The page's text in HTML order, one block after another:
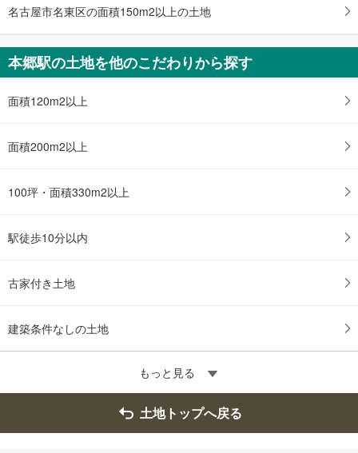
名古屋市名東区の面積150m2以上の土地
本郷駅の土地を他のこだわりから探す
面積120m2以上
面積200m2以上
100坪・面積330m2以上
駅徒歩10分以内
古家付き土地
建築条件なしの土地
もっと見る
土地トップへ戻る